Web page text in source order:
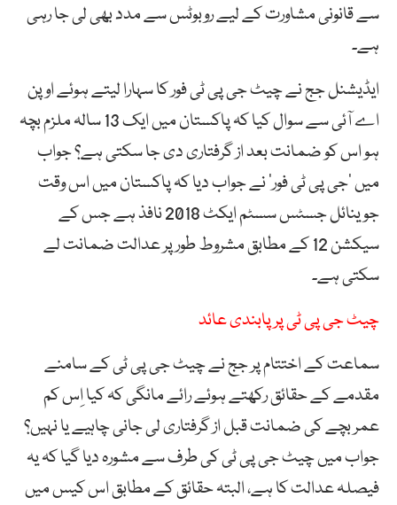
سے قانونی مشاورت کے لیے روبوٹس سے مدد بھی لی جا رہی
ہے۔
ایڈیشنل جج نے چیٹ جی پی ٹی فور کا سہارا لیتے ہوئے اوپن
اے آئی سے سوال کیا کہ پاکستان میں ایک 13 سالہ ملزم بچہ
ہو اس کو ضمانت بعد از گرفتاری دی جا سکتی ہے؟ جواب
میں ’جی پی ٹی فور‘ نے جواب دیا کہ پاکستان میں اس وقت
جوینائل جسٹس سسٹم ایکٹ 2018 نافذ ہے جس کے
سیکشن 12 کے مطابق مشروط طور پر عدالت ضمانت لے
سکتی ہے۔
چیٹ جی پی ٹی پر پابندی عائد
سماعت کے اختتام پر جج نے چیٹ جی پی ٹی کے سامنے
مقدمے کے حقائق رکھتے ہوئے رائے مانگی کہ کیا اِس کم
عمر بچے کی ضمانت قبل از گرفتاری لی جانی چاہیے یا نہیں؟
جواب میں چیٹ جی پی ٹی کی طرف سے مشورہ دیا گیا کہ یہ
فیصلہ عدالت کا ہے، البتہ حقائق کے مطابق اس کیس میں